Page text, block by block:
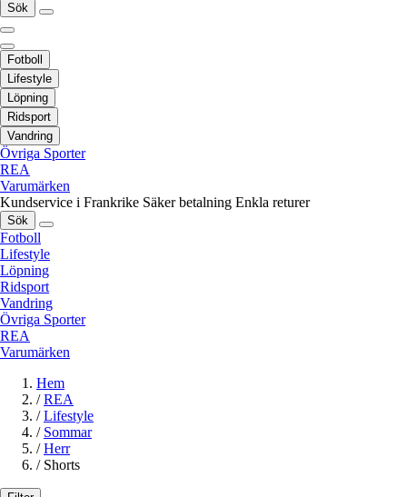
Sök
Fotboll
Lifestyle
Löpning
Ridsport
Vandring
Övriga Sporter
REA
Varumärken
Kundservice i Frankrike Säker betalning Enkla returer
Sök
Fotboll
Lifestyle
Löpning
Ridsport
Vandring
Övriga Sporter
REA
Varumärken
Hem
/ REA
/ Lifestyle
/ Sommar
/ Herr
/ Shorts